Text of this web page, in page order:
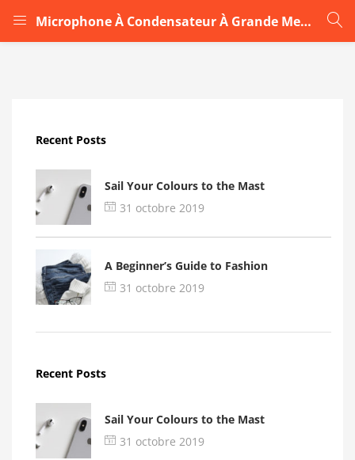
Microphone À Condensateur À Grande Membrane BOYA BY-M1000vv
LOGIN
Remember me
Login
Recent Posts
Sail Your Colours to the Mast
31 octobre 2019
A Beginner’s Guide to Fashion
31 octobre 2019
Recent Posts
Sail Your Colours to the Mast
31 octobre 2019